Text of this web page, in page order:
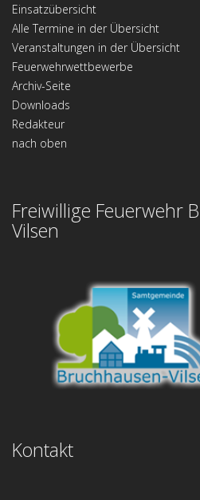
Einsatzübersicht
Alle Termine in der Übersicht
Veranstaltungen in der Übersicht
Feuerwehrwettbewerbe
Archiv-Seite
Downloads
Redakteur
nach oben
Freiwillige Feuerwehr
Vilsen
Kontakt